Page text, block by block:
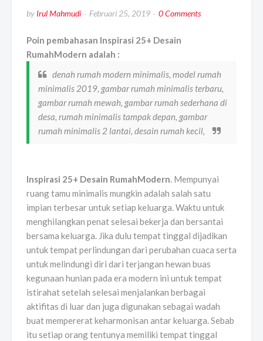
by Irul Mahmudi Februari 25, 2019 0 Comments
Poin pembahasan Inspirasi 25+ Desain
RumahModern adalah :
denah rumah modern minimalis, model rumah
minimalis 2019, gambar rumah minimalis terbaru,
gambar rumah mewah, gambar rumah sederhana di
desa, rumah minimalis tampak depan, gambar
rumah minimalis 2 lantai, desain rumah kecil,
Inspirasi 25+ Desain RumahModern. Mempunyai
ruang tamu minimalis mungkin adalah salah satu
impian terbesar untuk setiap keluarga. Waktu untuk
menghilangkan penat selesai bekerja dan bersantai
bersama keluarga. Jika dulu tempat tinggal dijadikan
untuk tempat perlindungan dari perubahan cuaca serta
untuk melindungi diri dari terjangan hewan buas
kegunaan hunian pada era modern ini untuk tempat
istirahat setelah selesai menjalankan berbagai
aktifitas di luar dan juga digunakan sebagai wadah
buat mempererat keharmonisan antar keluarga. Sebab
itu setiap orang tentunya memiliki tempat tinggal